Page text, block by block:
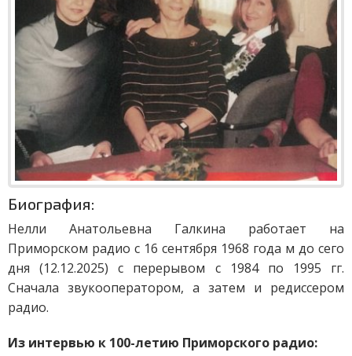
Биография:
Нелли Анатольевна Галкина работает на
Приморском радио с 16 сентября 1968 года м до сего
дня (12.12.2025) с перерывом с 1984 по 1995 гг.
Сначала звукооператором, а затем и редиссером
радио.
Из интервью к 100-летию Приморского радио: